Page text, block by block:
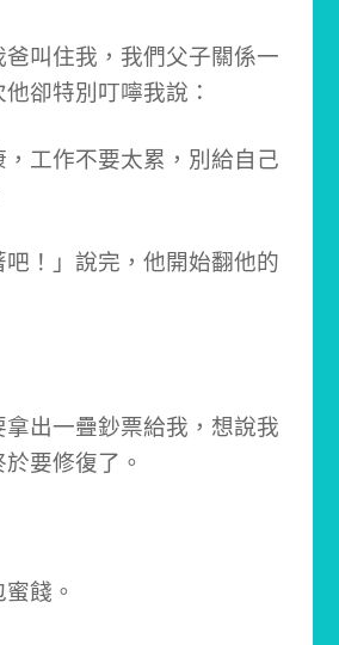
叫住我，我們父子關係一
卻特別叮嚀我說：
，工作不要太累，別給自己
吧！」說完，他開始翻他的
出一疊鈔票給我，想說我
要修復了。
餞。